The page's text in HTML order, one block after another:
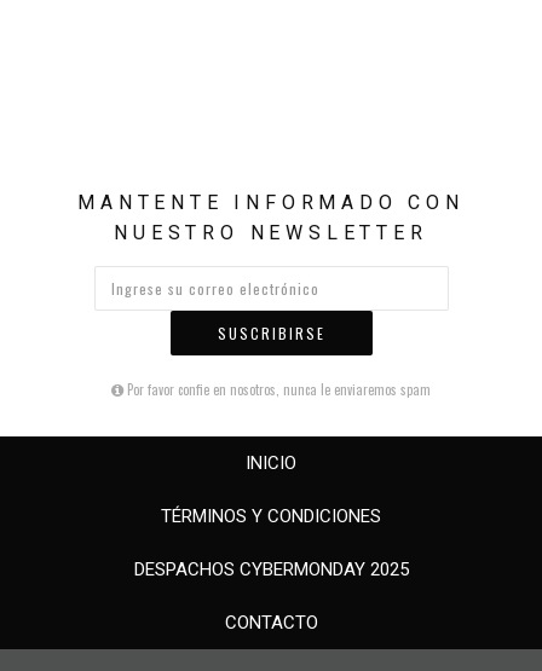
MANTENTE INFORMADO CON
NUESTRO NEWSLETTER
SUSCRIBIRSE
Por favor confie en nosotros, nunca le enviaremos spam
INICIO
TÉRMINOS Y CONDICIONES
DESPACHOS CYBERMONDAY 2025
CONTACTO